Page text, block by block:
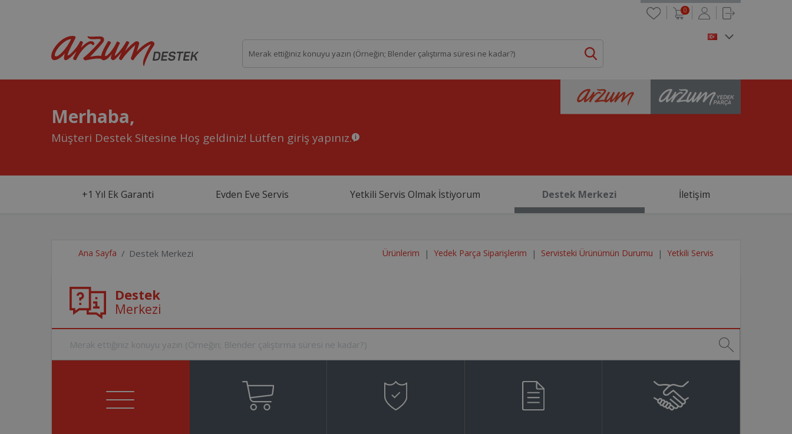
0
Merhaba,
Müşteri Destek Sitesine Hoş geldiniz! Lütfen giriş yapınız.
+1 Yıl Ek Garanti Evden Eve Servis Yetkili Servis Olmak İstiyorum Destek Merkezi İletişim
Ana Sayfa Destek Merkezi Ürünlerim Yedek Parça Siparişlerim Servisteki Ürünümün Durumu Yetkili Servis
Destek
Merkezi